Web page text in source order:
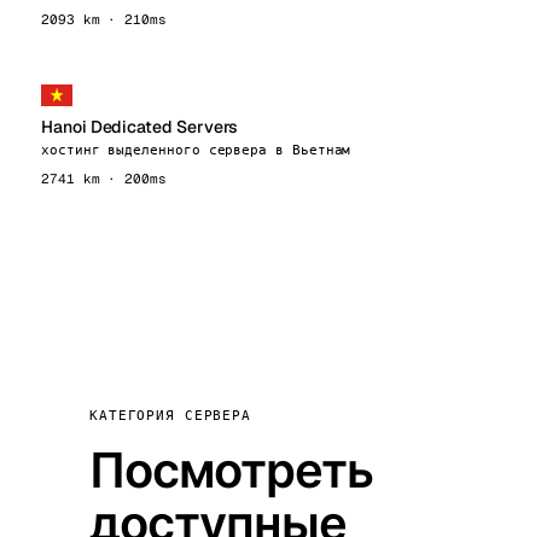
2093 km · 210ms
Hanoi Dedicated Servers
хостинг выделенного сервера в Вьетнам
2741 km · 200ms
КАТЕГОРИЯ СЕРВЕРА
Посмотреть
доступные